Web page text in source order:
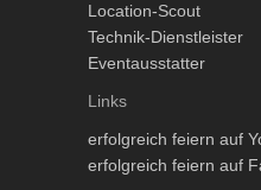
Location-Scout
Technik-Dienstleister
Eventausstatter
Links
erfolgreich feiern auf
erfolgreich feiern auf